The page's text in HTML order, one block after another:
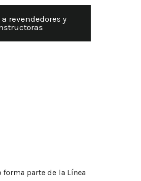
revendedores y
parte de la Línea